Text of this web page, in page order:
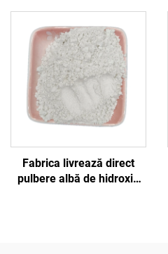
Apelor Nisip de Cuarc
Nisip de Silice cu Preț
Redus
Fabrica livrează direct
pulbere albă de hidroxid